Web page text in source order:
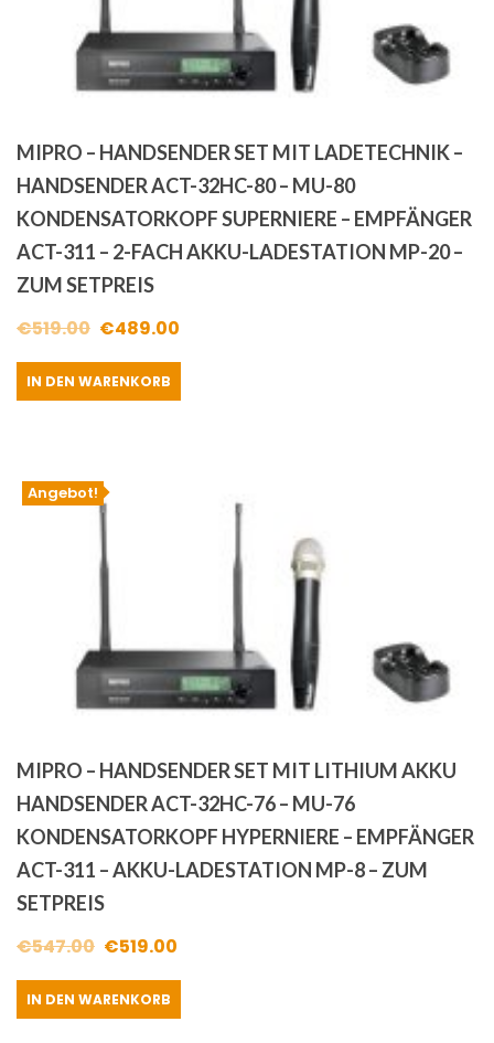
MIPRO – HANDSENDER SET MIT LADETECHNIK –
HANDSENDER ACT-32HC-80 – MU-80
KONDENSATORKOPF SUPERNIERE – EMPFÄNGER
ACT-311 – 2-FACH AKKU-LADESTATION MP-20 –
ZUM SETPREIS
€519.00 Ursprünglicher
Preis
war:
€489.00
IN DEN WARENKORB
Angebot!
MIPRO – HANDSENDER SET MIT LITHIUM AKKU
HANDSENDER ACT-32HC-76 – MU-76
KONDENSATORKOPF HYPERNIERE – EMPFÄNGER
ACT-311 – AKKU-LADESTATION MP-8 – ZUM
SETPREIS
€547.00 Ursprünglicher
Preis
war:
€519.00
IN DEN WARENKORB